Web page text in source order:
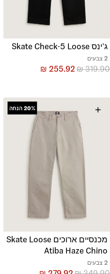
ג'ינס Skate Check-5 Loose
2 צבעים
₪319.90
₪ 255.92
+
20% הנחה
מכנסיים ארוכים Skate Loose
Atiba Haze Chino
2 צבעים